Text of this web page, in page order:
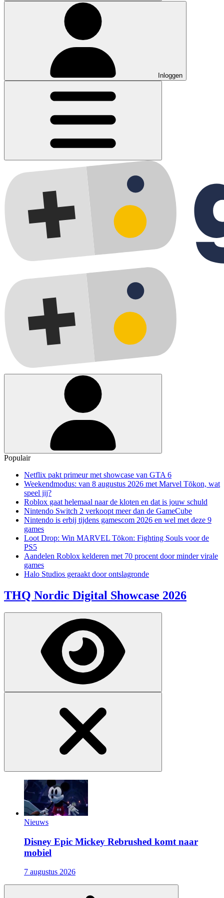
Inloggen
Populair
Netflix pakt primeur met showcase van GTA 6
Weekendmodus: van 8 augustus 2026 met Marvel Tōkon, wat
speel jij?
Roblox gaat helemaal naar de kloten en dat is jouw schuld
Nintendo Switch 2 verkoopt meer dan de GameCube
Nintendo is erbij tijdens gamescom 2026 en wel met deze 9
games
Loot Drop: Win MARVEL Tōkon: Fighting Souls voor de
PS5
Aandelen Roblox kelderen met 70 procent door minder virale
games
Halo Studios geraakt door ontslagronde
THQ Nordic Digital Showcase 2026
Nieuws
Disney Epic Mickey Rebrushed komt naar
mobiel
7 augustus 2026